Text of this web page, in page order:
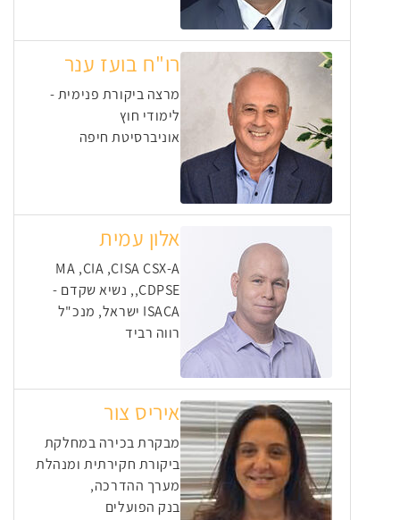
רו"ח בועז ענר
מרצה ביקורת פנימית -
לימודי חוץ
אוניברסיטת חיפה
אלון עמית
MA ,CIA ,CISA CSX-A
,CDPSE, נשיא שקדם -
ISACA ישראל, מנכ"ל
רווה רביד
איריס צור
מבקרת בכירה במחלקת
ביקורת חקירתית ומנהלת
מערך ההדרכה,
בנק הפועלים